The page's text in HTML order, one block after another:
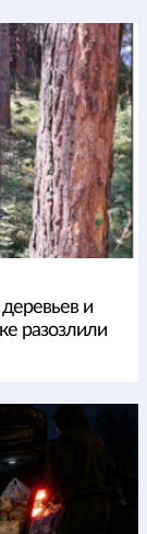
и
разозлили